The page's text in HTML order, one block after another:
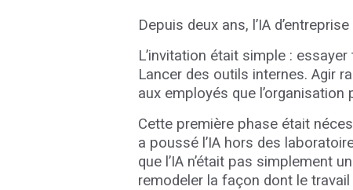
Depuis deux ans, l’IA
L’invitation était simple :
Lancer des outils internes. Agir
aux employés que l’organisation
Cette première phase était
a poussé l’IA hors des
que l’IA n’était pas simplement
remodeler la façon dont le